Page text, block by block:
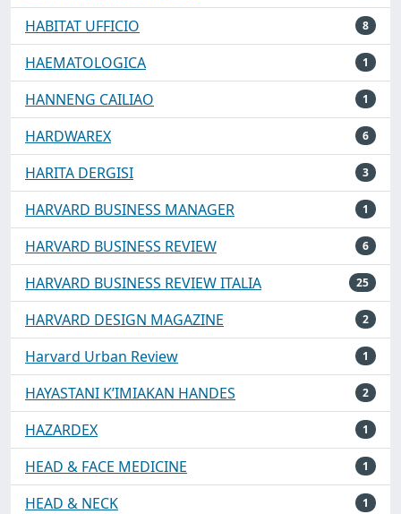
HABITAT UFFICIO 8
HAEMATOLOGICA 1
HANNENG CAILIAO 1
HARDWAREX 6
HARITA DERGISI 3
HARVARD BUSINESS MANAGER 1
HARVARD BUSINESS REVIEW 6
HARVARD BUSINESS REVIEW ITALIA 25
HARVARD DESIGN MAGAZINE 2
Harvard Urban Review 1
HAYASTANI K’IMIAKAN HANDES 2
HAZARDEX 1
HEAD & FACE MEDICINE 1
HEAD & NECK 1